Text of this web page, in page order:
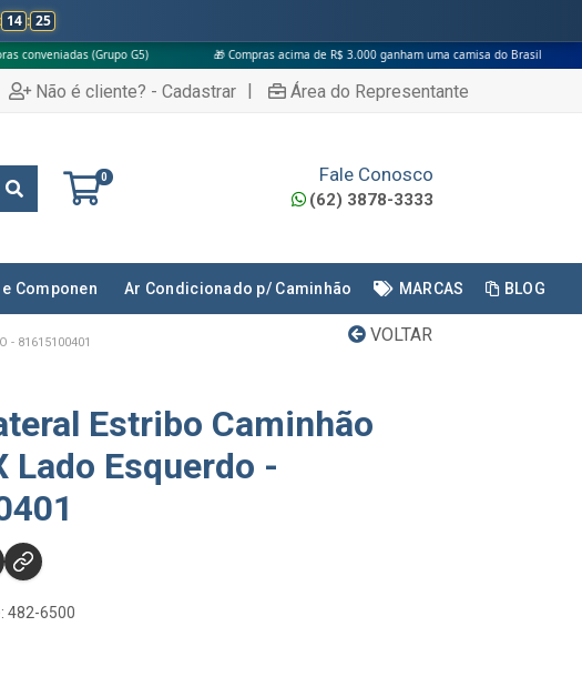
14 : 24
(Grupo G5) 🎁 Compras acima de R$ 3.000 ganham uma camisa do Brasil
Não é cliente? - Cadastrar | Área do Representante
0 Fale Conosco
(62) 3878-3333
Componen Ar Condicionado p/ Caminhão MARCAS BLOG
VOLTAR
- 81615100401
Estribo Caminhão
Lado Esquerdo -
482-6500